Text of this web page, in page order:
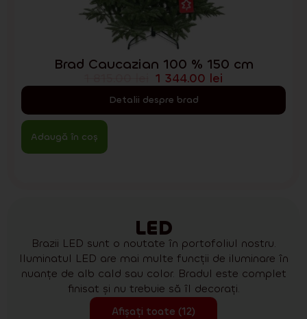
Brad Caucazian 100 % 150 cm
1 344.00 lei
Detalii despre brad
Adaugă în coș
LED
Brazii LED sunt o noutate în portofoliul nostru.
Iluminatul LED are mai multe funcții de iluminare în
nuanțe de alb cald sau color. Bradul este complet
finisat și nu trebuie să îl decorați.
Afișați toate (12)